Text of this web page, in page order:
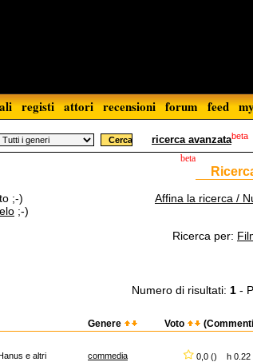
registi attori recensioni forum feed
ricerca avanzatabeta
beta
Affina la ricerca /
;-)
;-)
Ricerca per:
Numero di risultati: 1 -
Genere Voto (Commenti
e altri commedia
0,0 () h 0.22